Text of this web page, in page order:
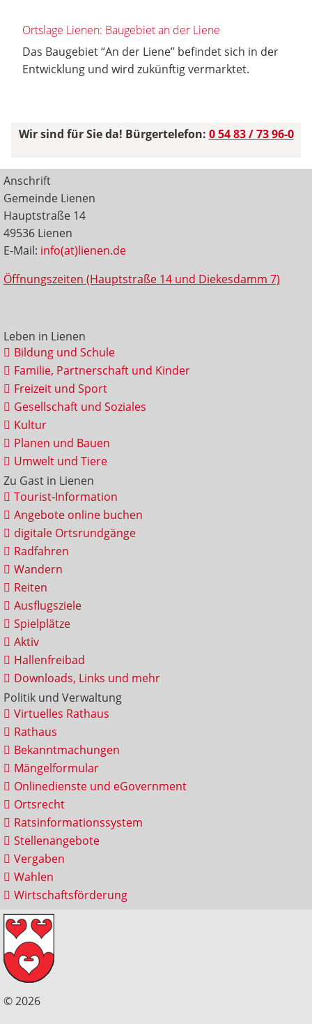
Ortslage Lienen: Baugebiet an der Liene
Das Baugebiet “An der Liene” befindet sich in der
Entwicklung und wird zukünftig vermarktet.
Wir sind für Sie da! Bürgertelefon: 0 54 83 / 73 96-0
Anschrift
Gemeinde Lienen
Hauptstraße 14
49536 Lienen
E-Mail: info(at)lienen.de
Öffnungszeiten (Hauptstraße 14 und Diekesdamm 7)
Leben in Lienen
Bildung und Schule
Familie, Partnerschaft und Kinder
Freizeit und Sport
Gesellschaft und Soziales
Kultur
Planen und Bauen
Umwelt und Tiere
Zu Gast in Lienen
Tourist-Information
Angebote online buchen
digitale Ortsrundgänge
Radfahren
Wandern
Reiten
Ausflugsziele
Spielplätze
Aktiv
Hallenfreibad
Downloads, Links und mehr
Politik und Verwaltung
Virtuelles Rathaus
Rathaus
Bekanntmachungen
Mängelformular
Onlinedienste und eGovernment
Ortsrecht
Ratsinformationssystem
Stellenangebote
Vergaben
Wahlen
Wirtschaftsförderung
© 2026